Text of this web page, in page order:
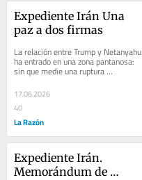
Expediente Irán Una
paz a dos firmas
La relación entre Trump y Netanyahu
ha entrado en una zona pantanosa:
sin que medie una ruptura
estratégica, asoma una divergencia
sobre quién...
17.06.2026
40
La Razón
Expediente Irán.
Memorándum de